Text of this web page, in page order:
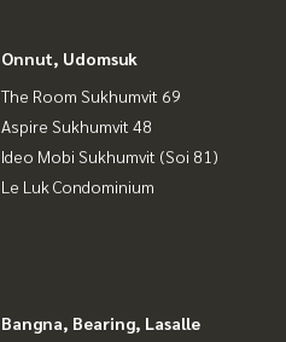
Onnut, Udomsuk
The Room Sukhumvit 69
Aspire Sukhumvit 48
Ideo Mobi Sukhumvit (Soi 81)
Le Luk Condominium
Bangna, Bearing, Lasalle